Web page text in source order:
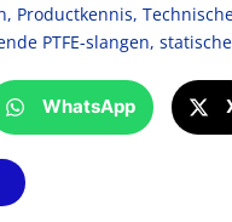
, Productkennis,
PTFE-slangen,
WhatsApp